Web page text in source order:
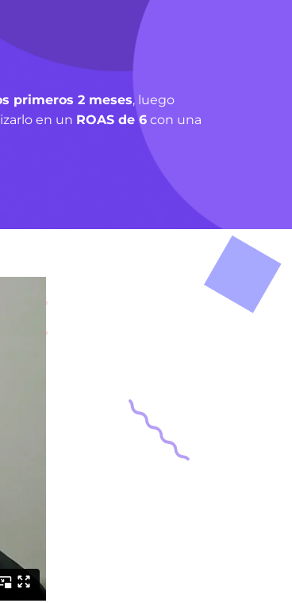
primeros 2 meses, luego
en un ROAS de 6con una